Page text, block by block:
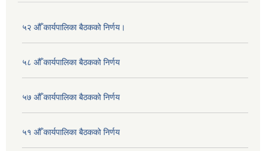
५२ औँ कार्यपालिका बैठकको निर्णय।
५८ औँ कार्यपालिका बैठकको निर्णय
५७ औँ कार्यपालिका बैठकको निर्णय
५१ औँ कार्यपालिका बैठकको निर्णय